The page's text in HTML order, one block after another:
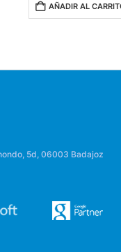
AÑADIR AL CARRITO
5d, 06003 Badajoz